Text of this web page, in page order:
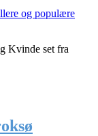
og populære
Kvinde set fra